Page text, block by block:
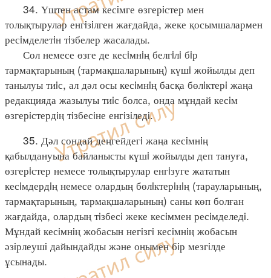
34. Үштен астам кесiмге өзгерiстер мен
толықтырулар енгiзiлген жағдайда, жеке қосымшалармен
ресiмделетiн тiзбелер жасалады.
Сол немесе өзге де кесiмнiң белгiлi бiр
тармақтарының (тармақшаларының) күшi жойылды деп
танылуы тиiс, ал дәл осы кесiмнiң басқа бөлiктерi жаңа
редакцияда жазылуы тиiс болса, онда мұндай кесiм
өзгерiстердiң тiзбесiне енгiзiледi.
35. Дәл сондай деңгейдегi жаңа кесiмнiң
қабылдануына байланысты күшi жойылды деп тануға,
өзгерiстер немесе толықтырулар енгiзуге жататын
кесiмдердiң немесе олардың бөлiктерiнiң (тарауларының,
тармақтарының, тармақшаларының) саны көп болған
жағдайда, олардың тiзбесi жеке кесiммен ресiмделедi.
Мұндай кесiмнiң жобасын негiзгi кесiмнiң жобасын
әзiрлеушi дайындайды және онымен бiр мезгiлде
ұсынады.